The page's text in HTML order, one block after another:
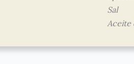
Sal
Aceite